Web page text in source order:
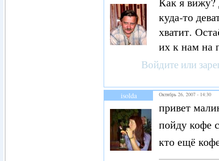
куда-то
хватит.
их к нам на
Войдите или
isolda Октябрь 26, 2007 - 14:30
привет
пойду кофе
кто ещё